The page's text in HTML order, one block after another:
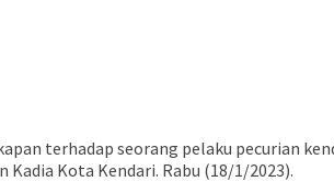
terhadap seorang pelaku pecurian
Kadia Kota Kendari. Rabu (18/1/2023).